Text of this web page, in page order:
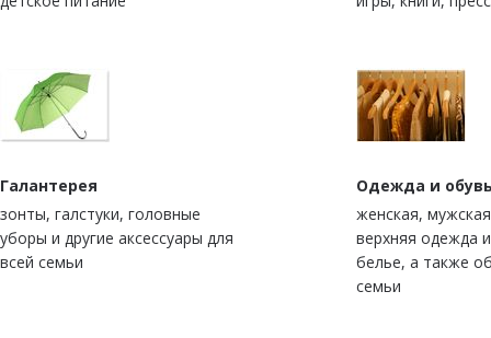
Галантерея
зонты, галстуки, головные
уборы и другие аксессуары для
всей семьи
Одежда и
женская,
верхняя одежда
белье, а также
семьи